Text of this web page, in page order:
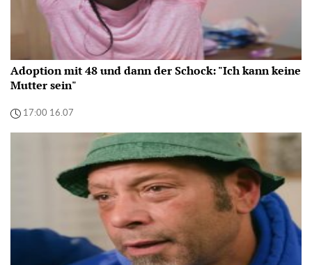
Adoption mit 48 und dann der Schock: "Ich kann keine
Mutter sein"
17:00 16.07